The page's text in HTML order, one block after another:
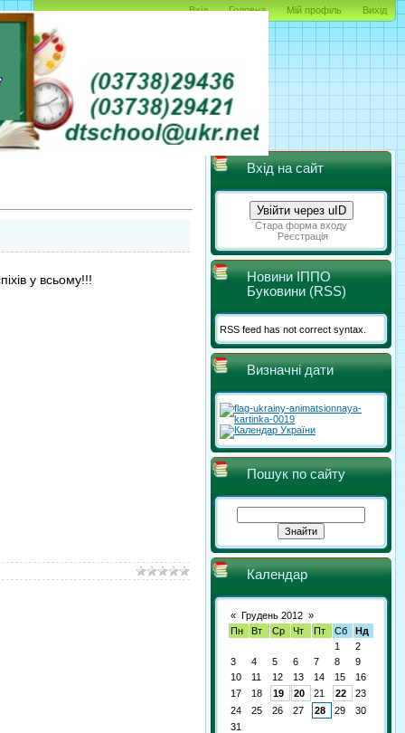
Вхід Головна Мій профіль Вихід
у всьому!!!
Вхід на сайт
Увійти через uID
Стара форма входу
Реєстрація
Новини ІППО
Буковини (RSS)
RSS feed has not correct syntax.
Визначні дати
Пошук по сайту
Календар
« Грудень 2012 »
Пн
Вт Ср Чт Пт Сб
Нд
1
2
3
4 5 6 7 8
9
10
11 12 13 14 15
16
17
18 19 20 21 22
23
24
25 26 27 28 29
30
31